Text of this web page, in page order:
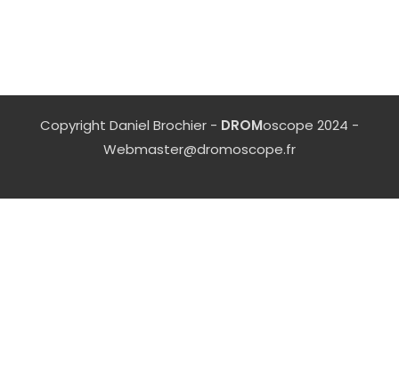
Copyright Daniel Brochier - DROMoscope 2024 -
Webmaster@dromoscope.fr